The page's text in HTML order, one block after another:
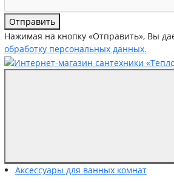
Отправить
Нажимая на кнопку «Отправить», Вы
обработку персональных данных.
Аксессуары для ванных комнат